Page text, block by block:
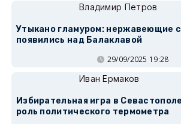
Владимир Петров
Утыкано гламуром: нержавеющие
появились над Балаклавой
29/09/2025 19:28
Иван Ермаков
Избирательная игра в
роль политического термометра